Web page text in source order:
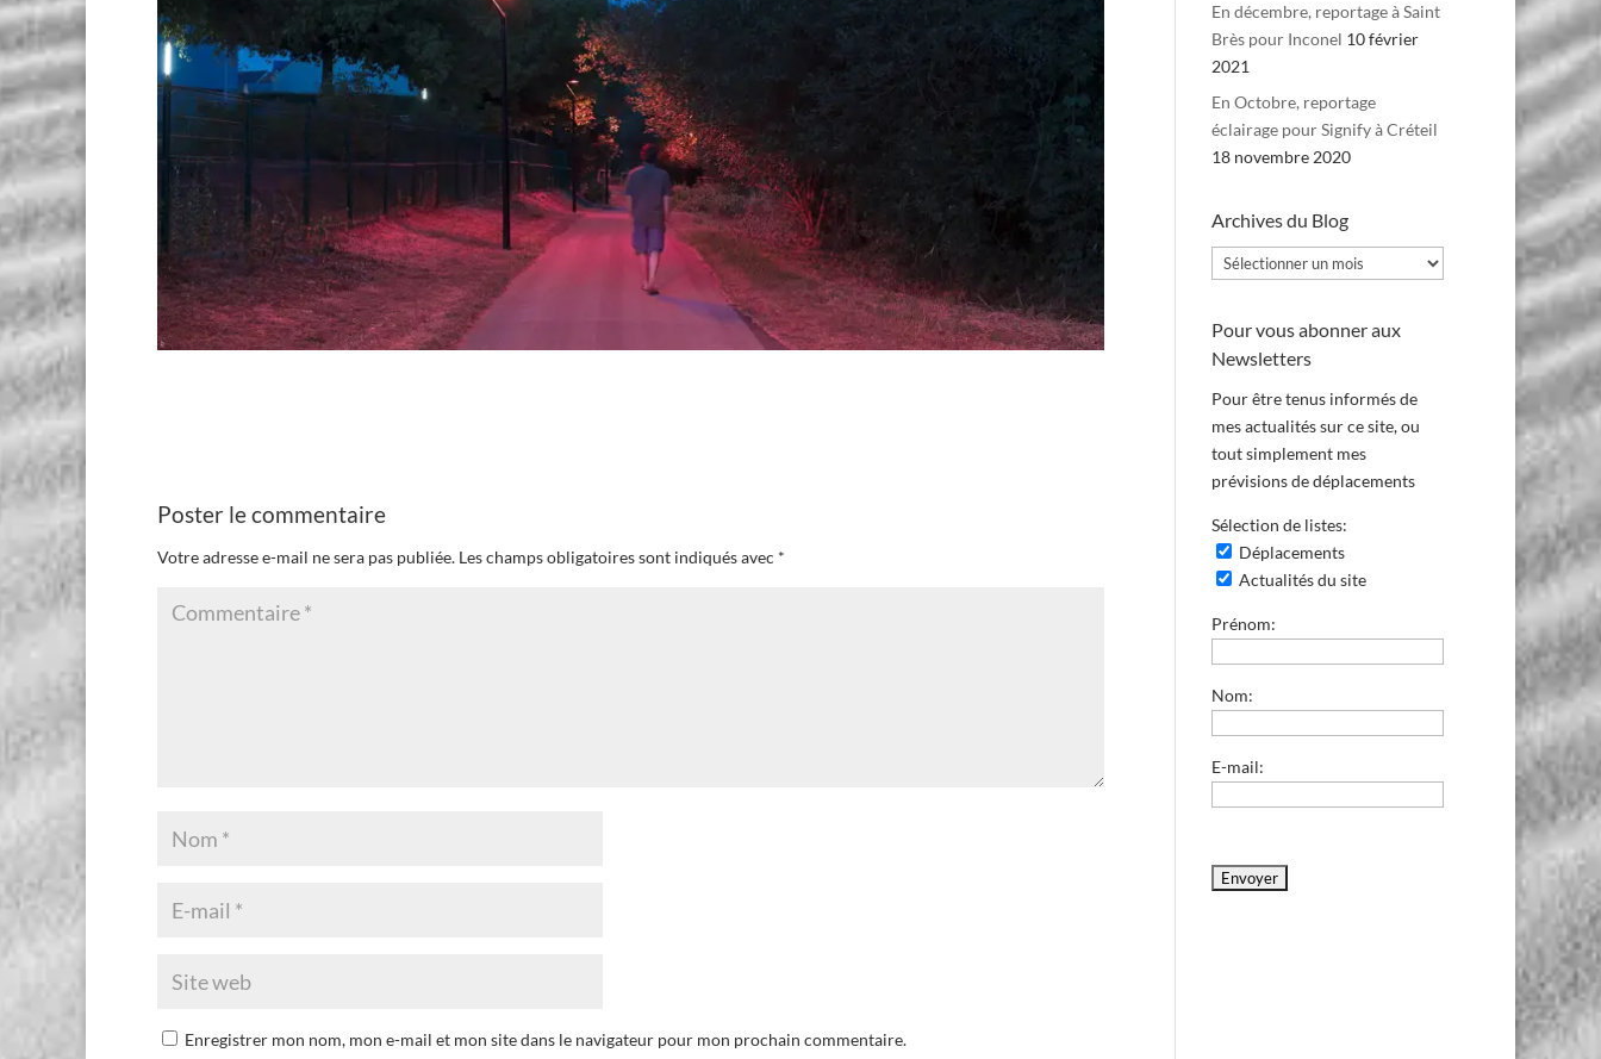
Poster le commentaire
Votre adresse e-mail ne sera pas publiée. Les champs obligatoires sont indiqués avec *
Enregistrer mon nom, mon e-mail et mon site dans le navigateur pour mon prochain commentaire.
En décembre, reportage à Saint
Brès pour Inconel 10 février
2021
En Octobre, reportage
éclairage pour Signify à Créteil
18 novembre 2020
Archives du Blog
Archives
du
Pour vous abonner aux
Newsletters
Pour être tenus informés de
mes actualités sur ce site, ou
tout simplement mes
prévisions de déplacements
Sélection de listes:
Déplacements
Actualités du site
Prénom:
Nom:
E-mail: